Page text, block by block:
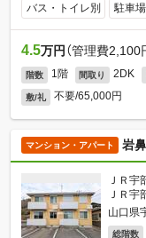
バス・トイレ別 駐車
4.5万円 （管理費2,100
階数 1階 間取り 2DK
敷/礼 不要/65,000円
マンション・アパート 岩
ＪＲ宇
ＪＲ宇
山口県
総階数